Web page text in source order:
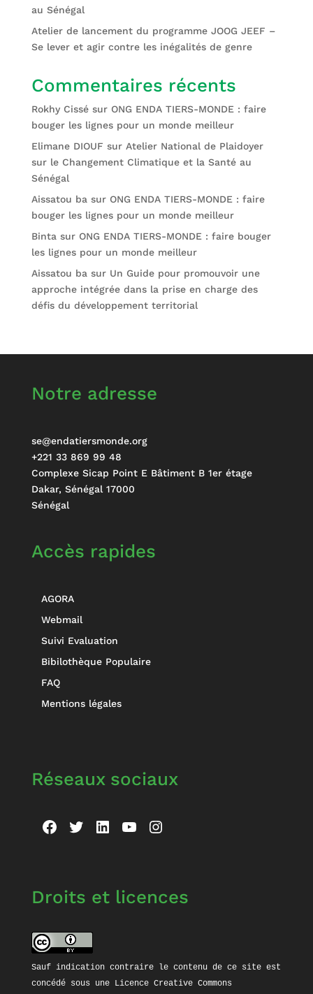
au Sénégal
Atelier de lancement du programme JOOG JEEF –
Se lever et agir contre les inégalités de genre
Commentaires récents
Rokhy Cissésur ONG ENDA TIERS-MONDE : faire
bouger les lignes pour un monde meilleur
Elimane DIOUF sur Atelier National de Plaidoyer
sur le Changement Climatique et la Santé au
Sénégal
Aissatou ba sur ONG ENDA TIERS-MONDE : faire
bouger les lignes pour un monde meilleur
Binta sur ONG ENDA TIERS-MONDE : faire bouger
les lignes pour un monde meilleur
Aissatou ba sur Un Guide pour promouvoir une
approche intégrée dans la prise en charge des
défis du développement territorial
Notre adresse
se@endatiersmonde.org
+221 33 869 99 48
Complexe Sicap Point E Bâtiment B 1er étage
Dakar, Sénégal 17000
Sénégal
Accès rapides
AGORA
Webmail
Suivi Evaluation
Bibilothèque Populaire
FAQ
Mentions légales
Réseaux sociaux
Facebook
Twitter
LinkedIn
YouTubeInstagram
Droits et licences
Sauf indication contraire le contenu de ce site est
concédé sous une Licence Creative Commons